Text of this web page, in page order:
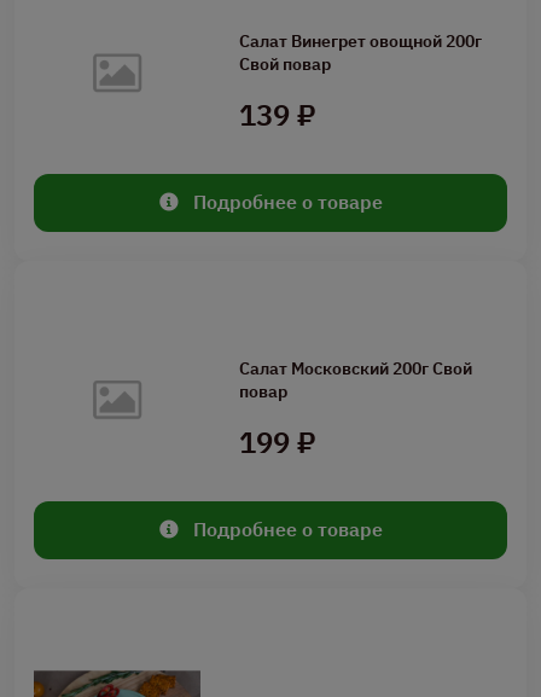
Салат Винегрет овощной 200г
Свой повар
139 ₽
Подробнее о товаре
Салат Московский 200г Свой
повар
199 ₽
Подробнее о товаре